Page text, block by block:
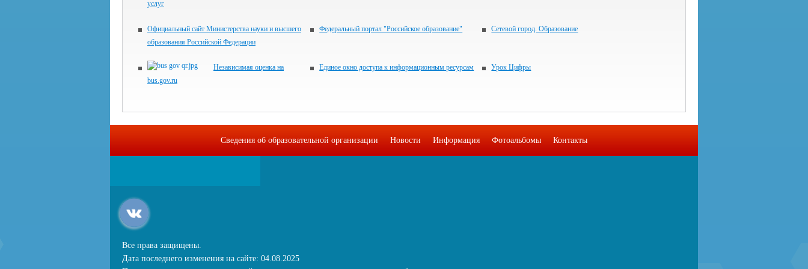
услуг
Официальный сайт Министерства науки и высшего
образования Российской Федерации
Федеральный портал "Российское образование" Сетевой город. Образование
Независимая оценка на
bus.gov.ru
Единое окно доступа к информационным ресурсам Урок Цифры
Сведения об образовательной организации Новости Информация Фотоальбомы Контакты
Все права защищены.
Дата последнего изменения на сайте: 04.08.2025